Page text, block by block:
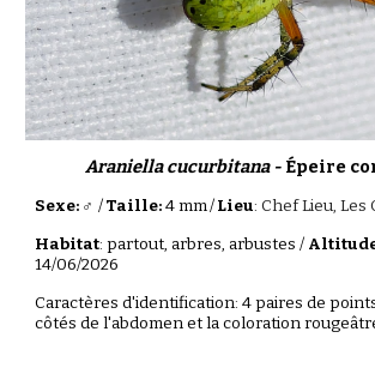
Araniella cucurbitana - Épeire
Sexe: ♂/Taille:4 mm/Lieu:Chef Lieu, Les
Habitat: partout, arbres, arbustes /
14/06/2026
Caractères d'identification: 4 paires de
côtés de l'abdomen et la coloration